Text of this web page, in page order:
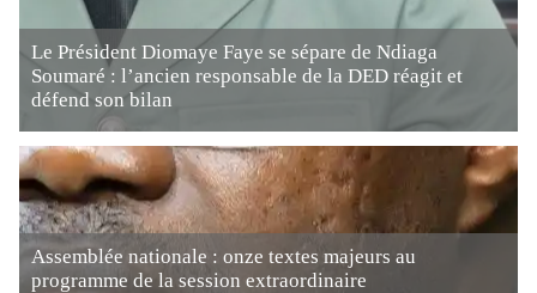
Le Président Diomaye Faye se sépare de Ndiaga
Soumaré : l’ancien responsable de la DED réagit et
défend son bilan
Assemblée nationale : onze textes majeurs au
programme de la session extraordinaire